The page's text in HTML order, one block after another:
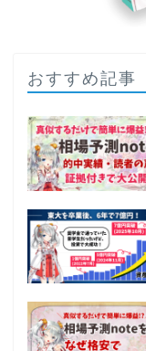
おすすめ記事